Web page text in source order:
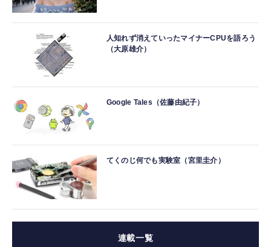
人知れず消えていったマイナーCPUを語ろう
（大原雄介）
Google Tales（佐藤由紀子）
てくのじ何でも実験室（宮里圭介）
連載一覧